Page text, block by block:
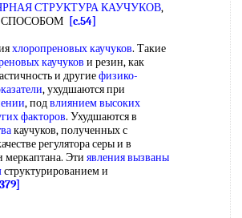
СТРУКТУРА КАУЧУКОВ,
[c.54]
хлоропреновых каучуков. Такие
каучуков и резин, как
и другиефизико-
, ухудшаются при
, подвлиянием высоких
факторов. Ухудшаются в
каучуков, полученных с
регулятора серы и в
меркаптана. Эти явления вызваны
структурированием и